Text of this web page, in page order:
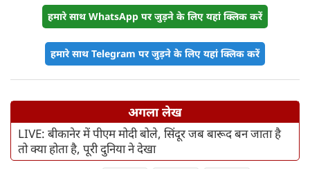
हमारे साथ WhatsApp पर जुड़ने के लिए यहां क्लिक करें
हमारे साथ Telegram पर जुड़ने के लिए यहां क्लिक करें
अगला लेख
LIVE: बीकानेर में पीएम मोदी बोले, सिंदूर जब बारूद बन जाता है
तो क्या होता है, पूरी दुनिया ने देखा